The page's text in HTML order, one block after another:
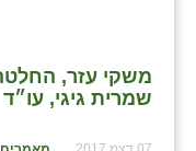
שמרית גיגי, עו״ד